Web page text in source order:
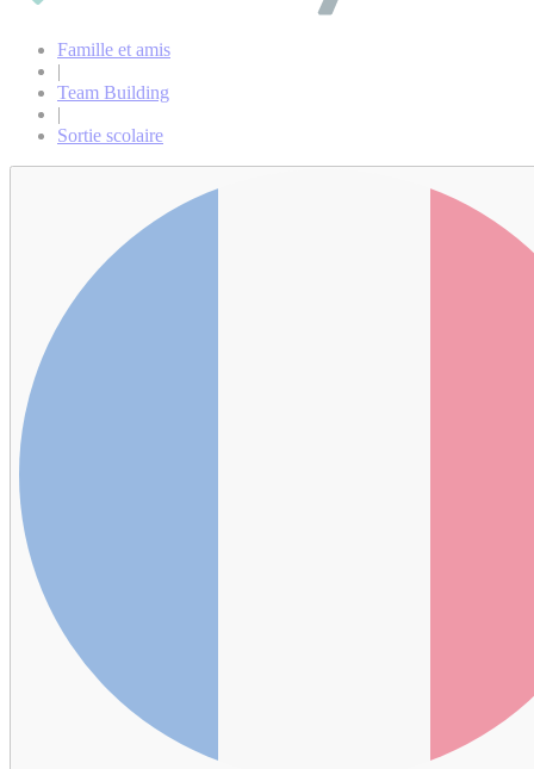
Famille et amis
|
Team Building
|
Sortie scolaire